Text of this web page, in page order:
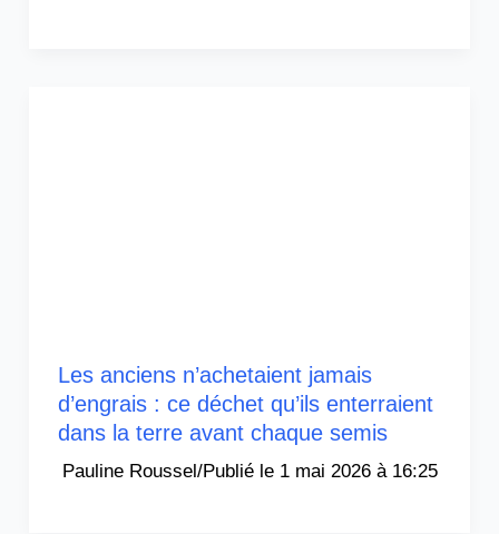
Les anciens n’achetaient jamais
d’engrais : ce déchet qu’ils enterraient
dans la terre avant chaque semis
Pauline Roussel/ 1 mai 2026 à 16:25